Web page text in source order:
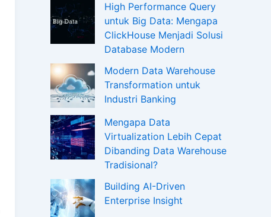
High Performance Query
untuk Big Data: Mengapa
ClickHouse Menjadi Solusi
Database Modern
Modern Data Warehouse
Transformation untuk
Industri Banking
Mengapa Data
Virtualization Lebih Cepat
Dibanding Data Warehouse
Tradisional?
Building AI-Driven
Enterprise Insight